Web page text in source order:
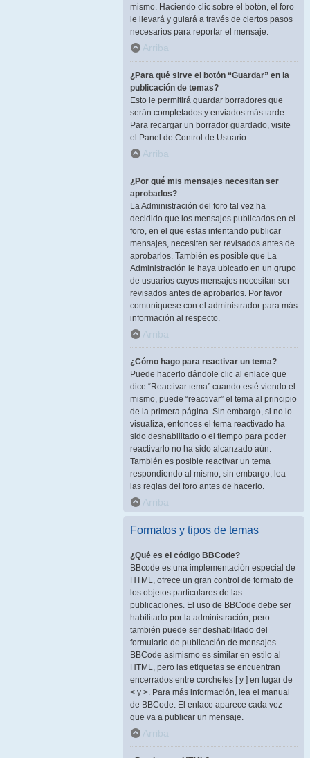
mismo. Haciendo clic sobre el botón, el foro
le llevará y guiará a través de ciertos pasos
necesarios para reportar el mensaje.
Arriba
¿Para qué sirve el botón “Guardar” en la
publicación de temas?
Esto le permitirá guardar borradores que
serán completados y enviados más tarde.
Para recargar un borrador guardado, visite
el Panel de Control de Usuario.
Arriba
¿Por qué mis mensajes necesitan ser
aprobados?
La Administración del foro tal vez ha
decidido que los mensajes publicados en el
foro, en el que estas intentando publicar
mensajes, necesiten ser revisados antes de
aprobarlos. También es posible que La
Administración le haya ubicado en un grupo
de usuarios cuyos mensajes necesitan ser
revisados antes de aprobarlos. Por favor
comuníquese con el administrador para más
información al respecto.
Arriba
¿Cómo hago para reactivar un tema?
Puede hacerlo dándole clic al enlace que
dice “Reactivar tema” cuando esté viendo el
mismo, puede “reactivar” el tema al principio
de la primera página. Sin embargo, si no lo
visualiza, entonces el tema reactivado ha
sido deshabilitado o el tiempo para poder
reactivarlo no ha sido alcanzado aún.
También es posible reactivar un tema
respondiendo al mismo, sin embargo, lea
las reglas del foro antes de hacerlo.
Arriba
Formatos y tipos de temas
¿Qué es el código BBCode?
BBcode es una implementación especial de
HTML, ofrece un gran control de formato de
los objetos particulares de las
publicaciones. El uso de BBCode debe ser
habilitado por la administración, pero
también puede ser deshabilitado del
formulario de publicación de mensajes.
BBCode asimismo es similar en estilo al
HTML, pero las etiquetas se encuentran
encerrados entre corchetes [ y ] en lugar de
< y >. Para más información, lea el manual
de BBCode. El enlace aparece cada vez
que va a publicar un mensaje.
Arriba